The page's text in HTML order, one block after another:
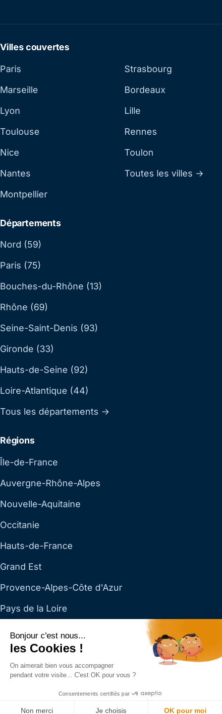
Bonjour c'est nous...
les Cookies !
On aimerait bien vous accompagner
pendant votre visite... C'est OK pour vous ?
Consentements certifiés par
Non merci Je choisis OK pour moi
Villes couvertes
Paris
Marseille
Lyon
Toulouse
Nice
Nantes
Montpellier
Strasbourg
Bordeaux
Lille
Rennes
Toulon
Toutes les villes →
Départements
Nord (59)
Paris (75)
Bouches-du-Rhône (13)
Rhône (69)
Seine-Saint-Denis (93)
Gironde (33)
Hauts-de-Seine (92)
Loire-Atlantique (44)
Tous les départements →
Régions
Île-de-France
Auvergne-Rhône-Alpes
Nouvelle-Aquitaine
Occitanie
Hauts-de-France
Grand Est
Provence-Alpes-Côte d'Azur
Pays de la Loire
Dillan SAS — SAS au capital de 4 153 € · RCS Paris 890
272 222 · Siège social : 4 rue Cambon, 75001 Paris ·